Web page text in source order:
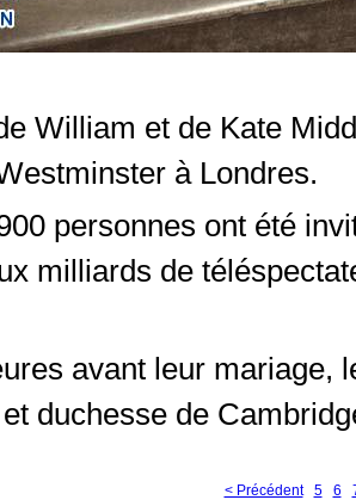
William et de Kate
à Londres.
personnes ont été
milliards de
avant leur mariage,
duchesse de
< Précédent 5 6